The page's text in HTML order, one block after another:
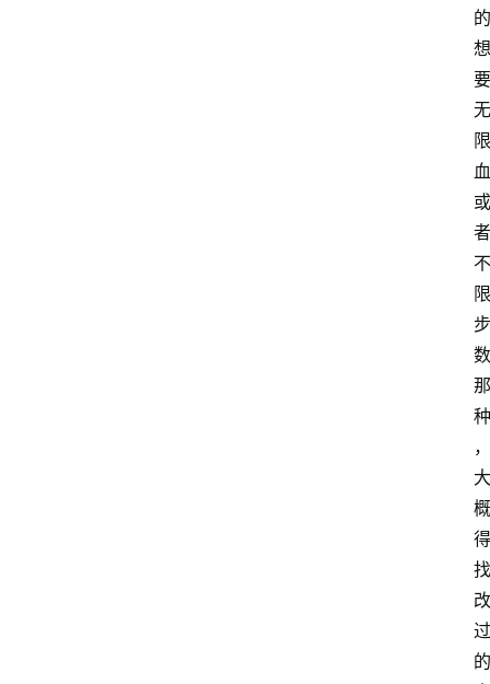
的
想
要
无
限
血
或
者
不
限
步
数
那
种
，
大
概
得
找
改
过
的